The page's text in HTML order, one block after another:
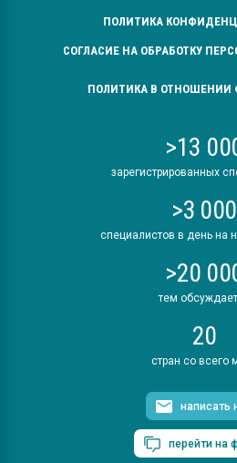
ПОЛИТИКА
СОГЛАСИЕ НА ОБРАБОТКУ
ПОЛИТИКА В ОТНОШЕНИИ
>13
зарегистрированных
>3 000
специалистов в день на
>20
тем
20
стран со всего
написать
перейти на